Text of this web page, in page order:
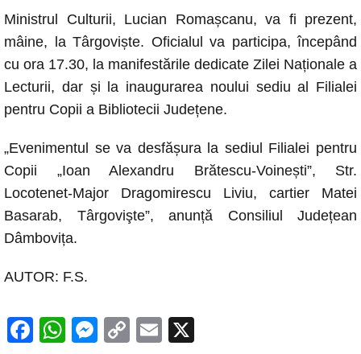
c
e
b
o
k
at
s
A
p
ss
e
n
g
p
y
Li
n
ail
Ministrul Culturii, Lucian Romașcanu, va fi prezent,
mâine, la Târgoviște. Oficialul va participa, începând
cu ora 17.30, la manifestările dedicate Zilei Naționale a
Lecturii, dar și la inaugurarea noului sediu al Filialei
pentru Copii a Bibliotecii Județene.
„Evenimentul se va desfășura la sediul Filialei pentru
Copii „Ioan Alexandru Brătescu-Voinești”, Str.
Locotenet-Major Dragomirescu Liviu, cartier Matei
Basarab, Târgovişte”, anunță Consiliul Județean
Dâmbovița.
AUTOR: F.S.
F
W
M
C
E